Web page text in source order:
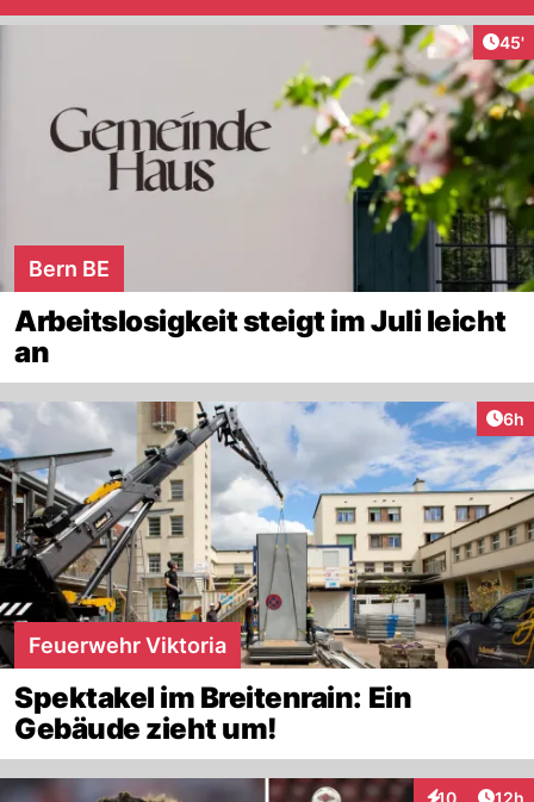
45'
Bern BE
Arbeitslosigkeit steigt im Juli leicht
an
6h
Feuerwehr Viktoria
Spektakel im Breitenrain: Ein
Gebäude zieht um!
10 12h